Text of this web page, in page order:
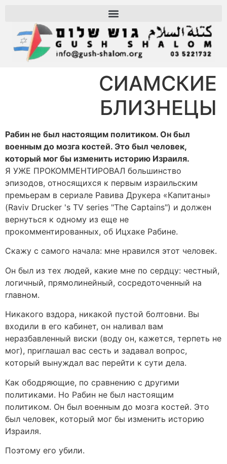
СИАМСКИЕ
БЛИЗНЕЦЫ
Рабин не был настоящим политиком. Он был
военным до мозга костей. Это был человек,
который мог бы изменить историю Израиля.
Я УЖЕ ПРОКОММЕНТИРОВАЛ большинство
эпизодов, относящихся к первым израильским
премьерам в сериале Равива Друкера «Капитаны»
(Raviv Drucker 's TV series "The Captains") и должен
вернуться к одному из еще не
прокомментированных, об Ицхаке Рабине.
Скажу с самого начала: мне нравился этот человек.
Он был из тех людей, какие мне по сердцу: честный,
логичный, прямолинейный, сосредоточенный на
главном.
Никакого вздора, никакой пустой болтовни. Вы
входили в его кабинет, он наливал вам
неразбавленный виски (воду он, кажется, терпеть не
мог), приглашал вас сесть и задавал вопрос,
который вынуждал вас перейти к сути дела.
Как ободряющие, по сравнению с другими
политиками. Но Рабин не был настоящим
политиком. Он был военным до мозга костей. Это
был человек, который мог бы изменить историю
Израиля.
Поэтому его убили.